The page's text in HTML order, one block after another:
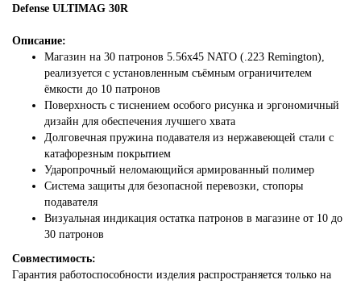
Defense ULTIMAG 30R
Описание:
Магазин на 30 патронов 5.56x45 NATO (.223 Remington),
реализуется с установленным съёмным ограничителем
ёмкости до 10 патронов
Поверхность с тиснением особого рисунка и эргономичный
дизайн для обеспечения лучшего хвата
Долговечная пружина подавателя из нержавеющей стали с
катафорезным покрытием
Ударопрочный неломающийся армированный полимер
Система защиты для безопасной перевозки, стопоры
подавателя
Визуальная индикация остатка патронов в магазине от 10 до
30 патронов
Совместимость:
Гарантия работоспособности изделия распространяется только на